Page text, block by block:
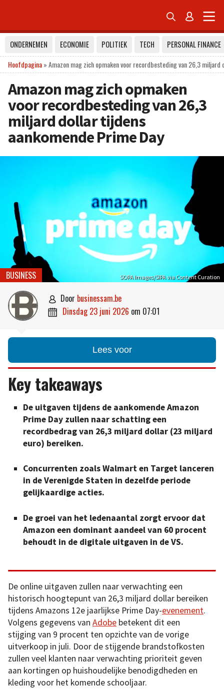
 
ONDERNEMEN ECONOMIE POLITIEK TECH
PERSONAL FINANCE
Hoofdpagina»Amazon mag zich opmaken voor recordbesteding van 26,3 miljard
Amazon mag zich opmaken
voor recordbesteding van 26,3
miljard dollar tijdens
aankomende Prime Day
SOPA Images/SIPA via Content Curation
BUSINESS
 door businessam.be
 dinsdag 23 juni 2026 om 07:01
Lees voor
Key takeaways
De uitgaven tijdens de aankomende Amazon
Prime Day zullen naar schatting een
recordbedrag van 26,3 miljard dollar (23 miljard
euro) bereiken.
Concurrenten zoals Walmart en Target lanceren
in de Verenigde Staten in dezelfde periode
gelijkaardige acties.
De groei van het ledenaantal zorgt ervoor dat
Amazon een dominant aandeel van 60 procent
behoudt in de digitale uitgaven in de VS.
De online uitgaven zullen naar verwachting een
historisch hoogtepunt van 26,3 miljard dollar bereiken
tijdens Amazons 12e jaarlijkse Prime Day-evenement.
Volgens gegevens van Adobe betekent dit een
stijging van 9 procent ten opzichte van de vorige
uitverkoop in juli. Door de stijgende brandstofkosten
zullen veel klanten naar verwachting prioriteit geven
aan kortingen op huishoudelijke benodigdheden en
kleding voor het komende schooljaar.